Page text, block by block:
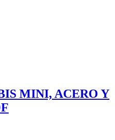
MINI, ACERO Y